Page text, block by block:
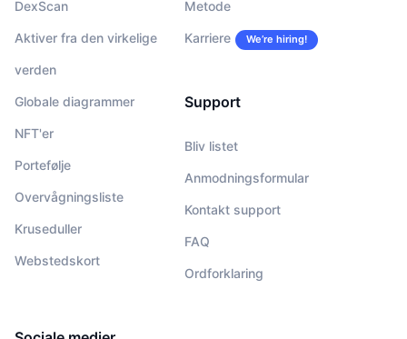
DexScan
Aktiver fra den virkelige
verden
Globale diagrammer
NFT'er
Portefølje
Overvågningsliste
Kruseduller
Webstedskort
Metode
Karriere We’re hiring!
Support
Bliv listet
Anmodningsformular
Kontakt support
FAQ
Ordforklaring